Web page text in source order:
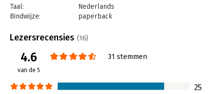
Taal:
Nederlands
Bindwijze:
paperback
Uitgever:
AnderZ
Verschijningsdatum:
19-10-2017
Hoofdrubriek:
Lezersrecensies (16)
4.6
van de 5
31 stemmen
25